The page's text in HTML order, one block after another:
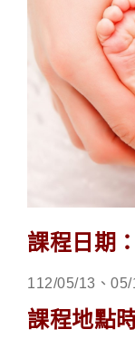
課程日期：
112/05/13、
課程地點